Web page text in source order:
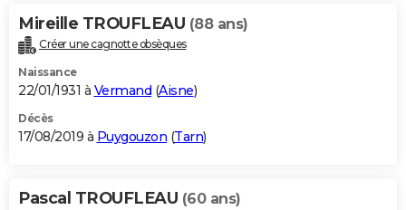
Mireille TROUFLEAU (88 ans)
Créer une cagnotte obsèques
Naissance
22/01/1931 à Vermand (Aisne)
Décès
17/08/2019 à Puygouzon (Tarn)
Pascal TROUFLEAU (60 ans)